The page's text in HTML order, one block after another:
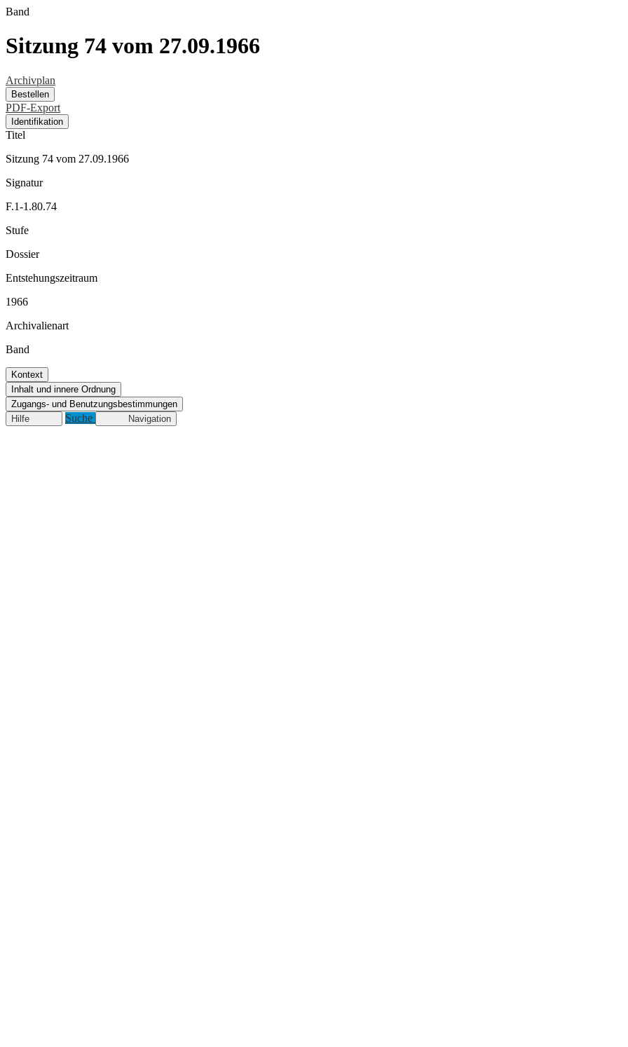
Band
Sitzung 74 vom 27.09.1966
Archivplan
Bestellen
PDF-Export
Identifikation
Titel
Sitzung 74 vom 27.09.1966
Signatur
F.1-1.80.74
Stufe
Dossier
Entstehungszeitraum
1966
Archivalienart
Band
Kontext
Inhalt und innere Ordnung
Zugangs- und Benutzungsbestimmungen
Hilfe
Suche Navigation